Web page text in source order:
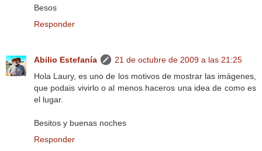
Besos
Responder
Abilio Estefanía
21 de octubre de 2009 a las 21:25
Hola Laury, es uno de los motivos de mostrar las imágenes,
que podais vivirlo o al menos haceros una idea de como es
el lugar.
Besitos y buenas noches
Responder